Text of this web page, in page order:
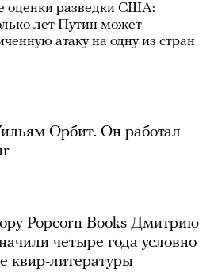
оценки разведки США:
лет Путин может
атаку на одну из стран
Орбит. Он работал
Popcorn Books Дмитрию
четыре года условно
квир-литературы